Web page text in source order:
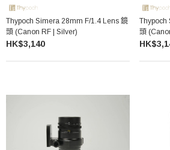
Thypoch Simera 28mm F/1.4 Lens 鏡
頭 (Canon RF | Silver)
HK$3,140
Thypoch
頭